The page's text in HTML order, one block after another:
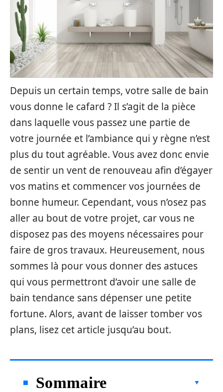
Depuis un certain temps, votre salle de bain
vous donne le cafard ? Il s’agit de la pièce
dans laquelle vous passez une partie de
votre journée et l’ambiance qui y règne n’est
plus du tout agréable. Vous avez donc envie
de sentir un vent de renouveau afin d’égayer
vos matins et commencer vos journées de
bonne humeur. Cependant, vous n’osez pas
aller au bout de votre projet, car vous ne
disposez pas des moyens nécessaires pour
faire de gros travaux. Heureusement, nous
sommes là pour vous donner des astuces
qui vous permettront d’avoir une salle de
bain tendance sans dépenser une petite
fortune. Alors, avant de laisser tomber vos
plans, lisez cet article jusqu’au bout.
Sommaire